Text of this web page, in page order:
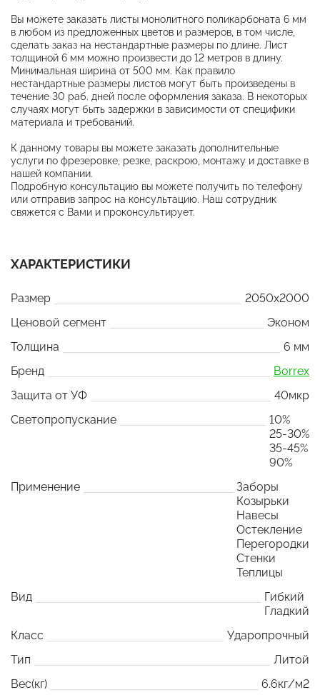
Вы можете заказать листы монолитного поликарбоната 6 мм
в любом из предложенных цветов и размеров, в том числе,
сделать заказ на нестандартные размеры по длине. Лист
толщиной 6 мм можно произвести до 12 метров в длину.
Минимальная ширина от 500 мм. Как правило
нестандартные размеры листов могут быть произведены в
течение 30 раб. дней после оформления заказа. В некоторых
случаях могут быть задержки в зависимости от специфики
материала и требований.
К данному товары вы можете заказать дополнительные
услуги по фрезеровке, резке, раскрою, монтажу и доставке в
нашей компании.
Подробную консультацию вы можете получить по телефону
или отправив запрос на консультацию. Наш сотрудник
свяжется с Вами и проконсультирует.
ХАРАКТЕРИСТИКИ
Размер
2050x2000
Ценовой сегмент
Эконом
Толщина
6 мм
Бренд
Borrex
Защита от УФ
40мкр
Светопропускание
10%
25-30%
35-45%
90%
Применение
Заборы
Козырьки
Навесы
Остекление
Перегородки
Стенки
Теплицы
Вид
Гибкий
Гладкий
Класс
Ударопрочный
Тип
Литой
Вес(кг)
6.6кг/м2